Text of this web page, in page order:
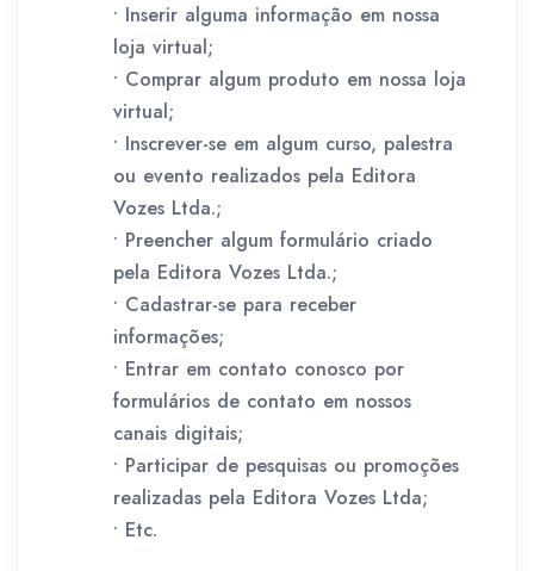
• Inserir alguma informação em nossa
loja virtual;
• Comprar algum produto em nossa loja
virtual;
• Inscrever-se em algum curso, palestra
ou evento realizados pela Editora
Vozes Ltda.;
• Preencher algum formulário criado
pela Editora Vozes Ltda.;
• Cadastrar-se para receber
informações;
• Entrar em contato conosco por
formulários de contato em nossos
canais digitais;
• Participar de pesquisas ou promoções
realizadas pela Editora Vozes Ltda;
• Etc.